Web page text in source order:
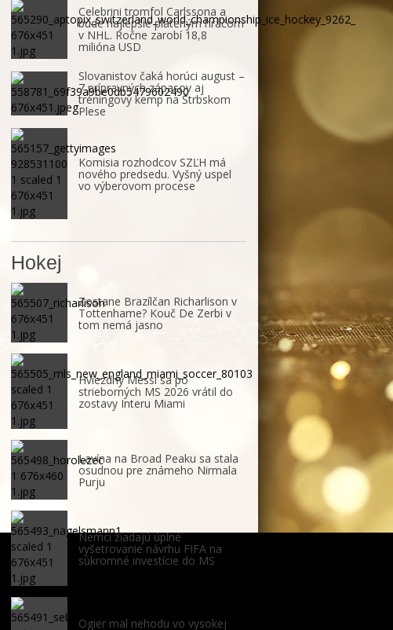
Celebrini tromfol Carlssona a
bude najlepšie plateným hráčom
v NHL. Ročne zarobí 18,8
milióna USD
Slovanistov čaká horúci august –
7 prípravných zápasov aj
tréningový kemp na Štrbskom
Plese
Komisia rozhodcov SZĽH má
nového predsedu. Vyšný uspel
vo výberovom procese
Hokej
Zostane Brazílčan Richarlison v
Tottenhame? Kouč De Zerbi v
tom nemá jasno
Hviezdny Messi sa po
strieborných MS 2026 vrátil do
zostavy Interu Miami
Lavína na Broad Peaku sa stala
osudnou pre známeho Nirmala
Purju
Nemci žiadajú úplné
vyšetrovanie návrhu FIFA na
súkromné investície do MS
Ogier mal nehodu vo vysokej